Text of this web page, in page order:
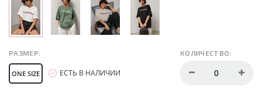
РАЗМЕР: КОЛИЧЕСТВО:
ONE SIZE ЕСТЬ В НАЛИЧИИ